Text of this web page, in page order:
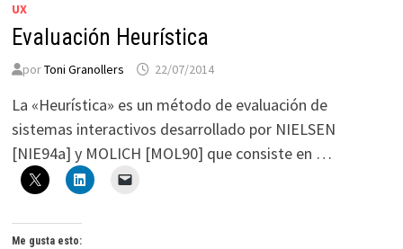
UX
Evaluación Heurística
porToni Granollers 22/07/2014
La «Heurística» es un método de evaluación de
sistemas interactivos desarrollado por NIELSEN
[NIE94a] y MOLICH [MOL90] que consiste en …
Me gusta esto: